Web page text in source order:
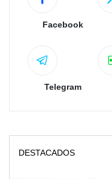
Facebook
Telegram
DESTACADOS